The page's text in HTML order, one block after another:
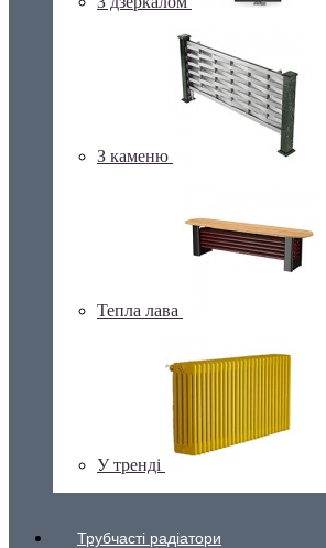
З каменю
Тепла лава
У тренді
Трубчасті радіатори